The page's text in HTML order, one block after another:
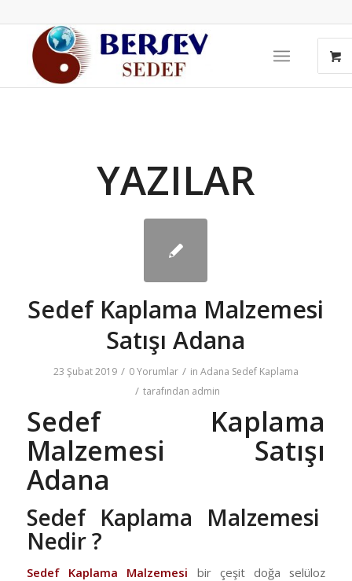
YAZILAR
Sedef Kaplama Malzemesi
Satışı Adana
23 Şubat 2019 / 0 Yorumlar / in Adana Sedef Kaplama
/ tarafından admin
Sedef Kaplama
Malzemesi Satışı
Adana
Sedef Kaplama Malzemesi
Nedir ?
Sedef Kaplama Malzemesi bir çeşit doğa selüloz